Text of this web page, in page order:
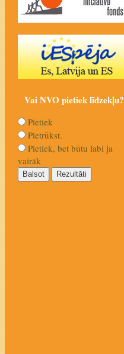
Vai NVO pietiek līdzekļu?
Pietiek
Pietrūkst.
Pietiek, bet būtu labi ja
vairāk